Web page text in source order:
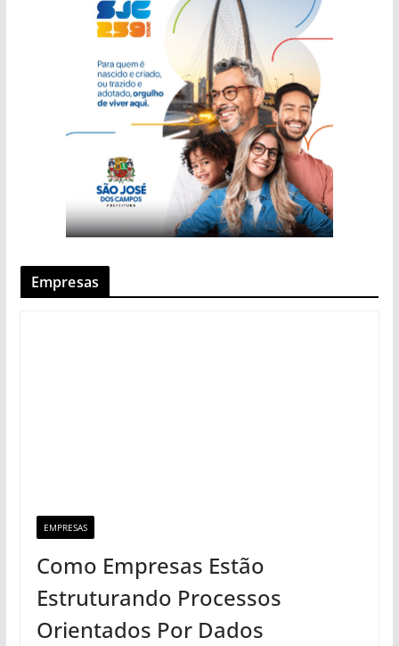
Empresas
EMPRESAS
Como Empresas Estão
Estruturando Processos
Orientados Por Dados